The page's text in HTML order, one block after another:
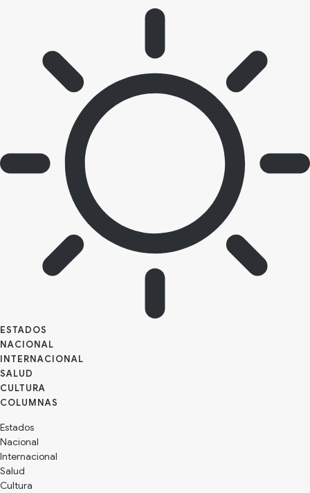
ESTADOS
NACIONAL
INTERNACIONAL
SALUD
CULTURA
Estados
Nacional
Internacional
Salud
Cultura